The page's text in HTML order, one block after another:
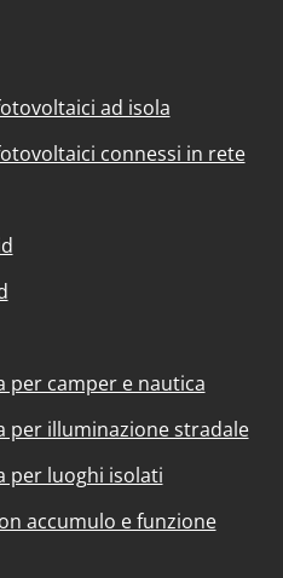
ad isola
connessi in rete
per camper e nautica
per illuminazione stradale
per luoghi isolati
accumulo e funzione